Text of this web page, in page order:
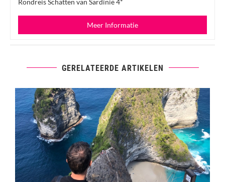
Meer Informatie
GERELATEERDE ARTIKELEN